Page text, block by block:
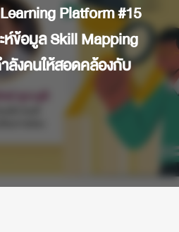
Platform #15
ห์ข้อมูล Skill Mapping
งคนให้สอดคล้องกับ